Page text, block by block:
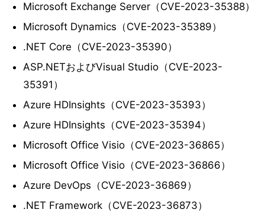
Microsoft Exchange Server（CVE-2023-35388）
Microsoft Dynamics（CVE-2023-35389）
.NET Core（CVE-2023-35390）
ASP.NETおよびVisual Studio（CVE-2023-
35391）
Azure HDInsights（CVE-2023-35393）
Azure HDInsights（CVE-2023-35394）
Microsoft Office Visio（CVE-2023-36865）
Microsoft Office Visio（CVE-2023-36866）
Azure DevOps（CVE-2023-36869）
.NET Framework（CVE-2023-36873）